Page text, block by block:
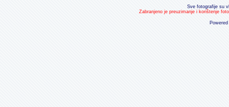
Sve fotografije su
Zabranjeno je preuzimanje i korištenje